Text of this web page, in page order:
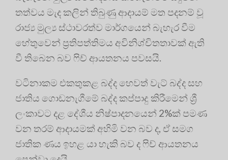
තත්වය මැද කලින් තිබුණු ආදායම් මත පදනම් වූ
රාජ්‍ය මුල්‍ය ස්ථාවරත්ව මාර්ගයෙන් බැහැර වීම
හේතුවෙන් ප්‍රතිපත්තිමය අවිනිශ්චිතතාවක් ඇති
වී තිබෙන බව ෆිච් ආයතනය පවසයි.
වටිනාකම එකතුකළ බද්ද හෙවත් වැට් බද්ද සහ
ජාතිය ගොඩනැගීමේ බද්ද කප්පාදු කිරීමෙන් ශ්‍රී
ලංකාවට දළ දේශීය නිෂ්පාදනයෙන් 2%ක් පමණ
වන තරම් ආදායමක් අහිමි වන බව ද, ඒ සමග
ජාතික ණය ඉහළ යා හැකි බව ද ෆිච් ආයතනය